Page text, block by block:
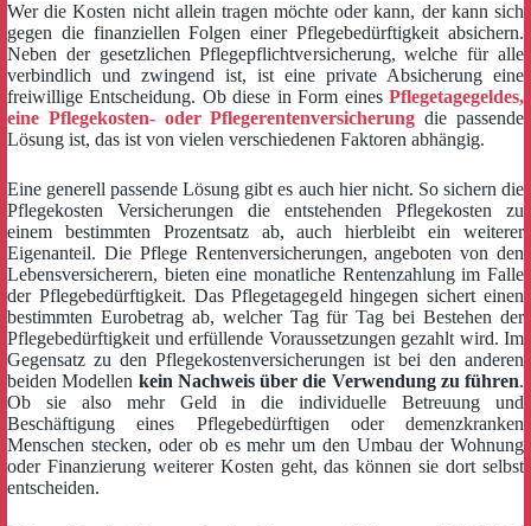
Wer die Kosten nicht allein tragen möchte oder kann, der kann sich
gegen die finanziellen Folgen einer Pflegebedürftigkeit absichern.
Neben der gesetzlichen Pflegepflichtversicherung, welche für alle
verbindlich und zwingend ist, ist eine private Absicherung eine
freiwillige Entscheidung. Ob diese in Form eines Pflegetagegeldes,
eine Pflegekosten- oder Pflegerentenversicherung die passende
Lösung ist, das ist von vielen verschiedenen Faktoren abhängig.
Eine generell passende Lösung gibt es auch hier nicht. So sichern die
Pflegekosten Versicherungen die entstehenden Pflegekosten zu
einem bestimmten Prozentsatz ab, auch hierbleibt ein weiterer
Eigenanteil. Die Pflege Rentenversicherungen, angeboten von den
Lebensversicherern, bieten eine monatliche Rentenzahlung im Falle
der Pflegebedürftigkeit. Das Pflegetagegeld hingegen sichert einen
bestimmten Eurobetrag ab, welcher Tag für Tag bei Bestehen der
Pflegebedürftigkeit und erfüllende Voraussetzungen gezahlt wird. Im
Gegensatz zu den Pflegekostenversicherungen ist bei den anderen
beiden Modellen kein Nachweis über die Verwendung zu führen.
Ob sie also mehr Geld in die individuelle Betreuung und
Beschäftigung eines Pflegebedürftigen oder demenzkranken
Menschen stecken, oder ob es mehr um den Umbau der Wohnung
oder Finanzierung weiterer Kosten geht, das können sie dort selbst
entscheiden.